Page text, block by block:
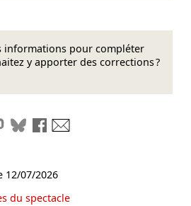
informations pour compléter
y apporter des corrections ?
le liensur LinkedIn
Partager sur Mastodon
Partager sur Bluesky
Partager sur Facebook
12/07/2026
du spectacle